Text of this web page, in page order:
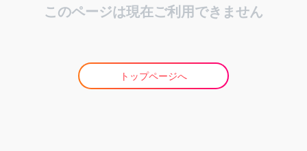
このページは現在ご利用できません